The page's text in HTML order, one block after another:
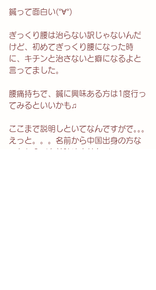
鍼って面白い(°∀°)
ぎっくり腰は治らない訳じゃないんだ
けど、初めてぎっくり腰になった時
に、キチンと治さないと癖になるよと
言ってました。
腰痛持ちで、鍼に興味ある方は1度行っ
てみるといいかも♫
ここまで説明しといてなんですがで｡｡｡
えっと。。。名前から中国出身の方な